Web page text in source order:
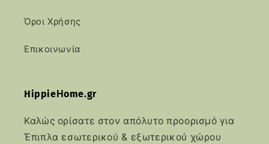
Όροι Χρήσης
Επικοινωνία
HippieΗome.gr
Καλώς ορίσατε στον απόλυτο προορισμό για
Έπιπλα εσωτερικού & εξωτερικού χώρου